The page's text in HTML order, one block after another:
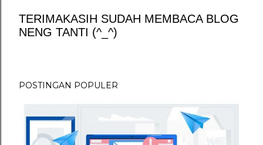
P
i
TERIMAKASIH SUDAH MEMBACA BLOG
NENG TANTI (^_^)
POSTINGAN POPULER